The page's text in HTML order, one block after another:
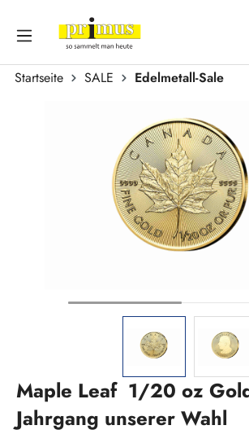
Zum Hauptinhalt springen
Startseite SALE
Edelmetall-Sale
Maple Leaf 1/20 oz
Jahrgang unserer Wahl